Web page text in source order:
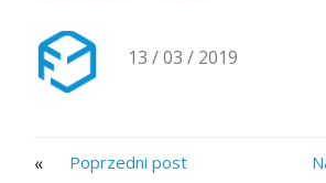
13 / 03 / 2019
Poprzedni post
«